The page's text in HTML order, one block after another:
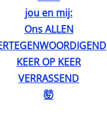
jou en mij:
Ons ALLEN
KEER OP KEER
VERRASSEND
🤯